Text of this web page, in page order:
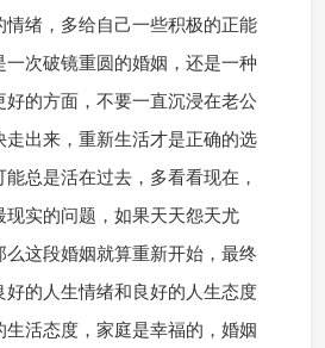
绪，多给自己一些积极的正能
一次破镜重圆的婚姻，还是一种
好的方面，不要一直沉浸在老公
走出来，重新生活才是正确的选
总是活在过去，多看看现在，
现实的问题，如果天天怨天尤
么这段婚姻就算重新开始，最终
好的人生情绪和良好的人生态度
活态度，家庭是幸福的，婚姻